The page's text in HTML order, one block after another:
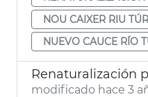
NOU CAIXER RIU
NUEVO CAUCE RÍO
Renaturalización
modificado hace 3